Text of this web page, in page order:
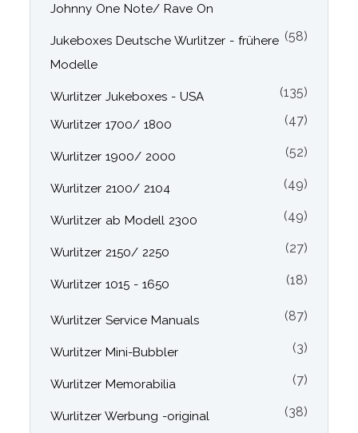
Johnny One Note/ Rave On
Jukeboxes Deutsche Wurlitzer - frühere
Modelle
(58)
Wurlitzer Jukeboxes - USA (135)
Wurlitzer 1700/ 1800 (47)
Wurlitzer 1900/ 2000 (52)
Wurlitzer 2100/ 2104 (49)
Wurlitzer ab Modell 2300 (49)
Wurlitzer 2150/ 2250 (27)
Wurlitzer 1015 - 1650 (18)
Wurlitzer Service Manuals (87)
Wurlitzer Mini-Bubbler (3)
Wurlitzer Memorabilia (7)
Wurlitzer Werbung -original (38)